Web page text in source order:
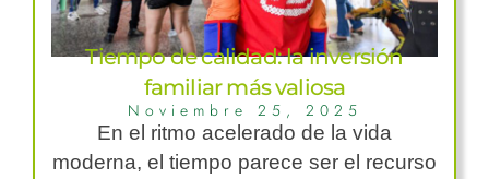
Tiempo de calidad: la inversión
familiar más valiosa
Noviembre 25, 2025
En el ritmo acelerado de la vida
moderna, el tiempo parece ser el recurso